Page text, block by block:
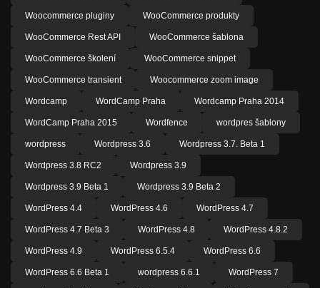
Woocommerce pluginy WooCommerce produkty
WooCommerce Rest API WooCommerce šablona
WooCommerce školení WooCommerce snippet
WooCommerce transient Woocommerce zoom image
Wordcamp WordCamp Praha Wordcamp Praha 2014
WordCamp Praha 2015 Wordfence wordpres šablony
wordpress Wordpress 3.6 Wordpress 3.7. Beta 1
Wordpress 3.8 RC2 Wordpress 3.9
Wordpress 3.9 Beta 1 Wordpress 3.9 Beta 2
WordPress 4.4 WordPress 4.6 WordPress 4.7
WordPress 4.7 Beta 3 WordPress 4.8 WordPress 4.8.2
WordPress 4.9 WordPress 6.5.4 WordPress 6.6
WordPress 6.6 Beta 1 wordpress 6.6.1 WordPress 7